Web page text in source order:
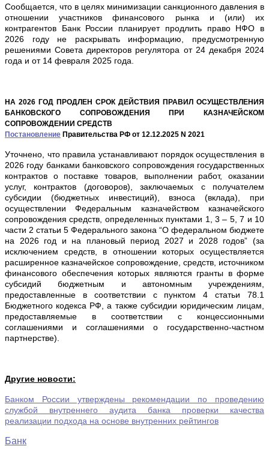
Сообщается, что в целях минимизации санкционного давления в
отношении участников финансового рынка и (или) их
контрагентов Банк России планирует продлить право НФО в
2026 году не раскрывать информацию, предусмотренную
решениями Совета директоров регулятора от 24 декабря 2024
года и от 14 февраля 2025 года.
НА 2026 ГОД ПРОДЛЕН СРОК ДЕЙСТВИЯ ПРАВИЛ ОСУЩЕСТВЛЕНИЯ
БАНКОВСКОГО СОПРОВОЖДЕНИЯ ПРИ КАЗНАЧЕЙСКОМ
СОПРОВОЖДЕНИИ СРЕДСТВ
Постановление Правительства РФ от 12.12.2025 N 2021
Уточнено, что правила устанавливают порядок осуществления в
2026 году банками банковского сопровождения государственных
контрактов о поставке товаров, выполнении работ, оказании
услуг, контрактов (договоров), заключаемых с получателем
субсидии (бюджетных инвестиций), взноса (вклада), при
осуществлении Федеральным казначейством казначейского
сопровождения средств, определенных пунктами 1, 3 – 5, 7 и 10
части 2 статьи 5 Федерального закона “О федеральном бюджете
на 2026 год и на плановый период 2027 и 2028 годов” (за
исключением средств, в отношении которых осуществляется
расширенное казначейское сопровождение, средств, источником
финансового обеспечения которых являются гранты в форме
субсидий бюджетным и автономным учреждениям,
предоставленные в соответствии с пунктом 4 статьи 78.1
Бюджетного кодекса РФ, а также субсидии юридическим лицам,
предоставляемые в соответствии с концессионными
соглашениями и соглашениями о государственно-частном
партнерстве).
Другие новости:
Банком России утверждены рекомендации по проведению
службой внутреннего аудита банка проверки качества
реализации подхода на основе внутренних рейтингов
Банк